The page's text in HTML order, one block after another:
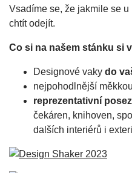
Vsadíme se, že jakmile se
chtít odejít.
Co si na našem stánku si
Designové vaky do
nejpohodlnější
reprezentativní
čekáren, knihoven,
dalších interiérů i